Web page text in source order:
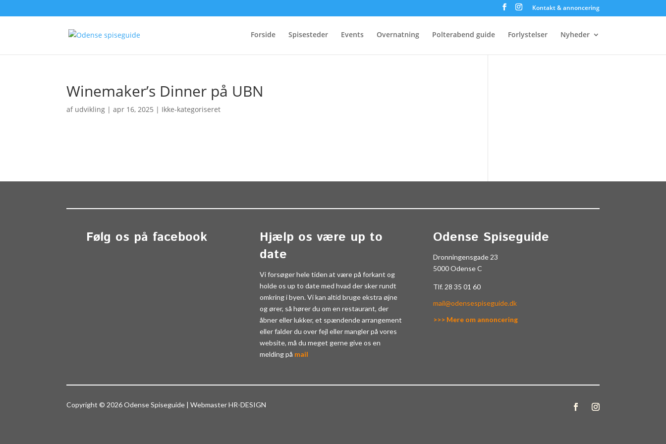
Kontakt & annoncering
Forside Spisesteder Events Overnatning Polterabend guide Forlystelser Nyheder
Winemaker’s Dinner på UBN
af udvikling |apr 16, 2025 | Ikke-kategoriseret
Følg os på facebook
Hjælp os være up to
date
Vi forsøger hele tiden at være på forkant og
holde os up to date med hvad der sker rundt
omkring i byen. Vi kan altid bruge ekstra øjne
og ører, så hører du om en restaurant, der
åbner eller lukker, et spændende arrangement
eller falder du over fejl eller mangler på vores
website, må du meget gerne give os en
melding på mail
Odense Spiseguide
Dronningensgade 23
5000 Odense C
Tlf. 28 35 01 60
mail@odensespiseguide.dk
>>> Mere om annoncering
Copyright © 2026 Odense Spiseguide | Webmaster HR-DESIGN